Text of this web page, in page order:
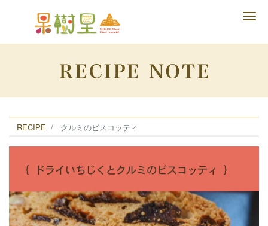
RECIPE クルミのビスコッティ